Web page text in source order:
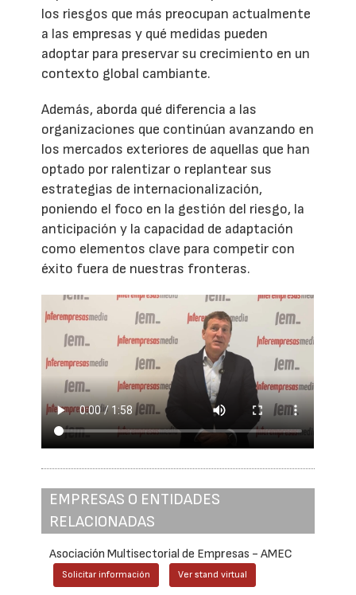
los riesgos que más preocupan actualmente
a las empresas y qué medidas pueden
adoptar para preservar su crecimiento en un
contexto global cambiante.
Además, aborda qué diferencia a las
organizaciones que continúan avanzando en
los mercados exteriores de aquellas que han
optado por ralentizar o replantear sus
estrategias de internacionalización,
poniendo el foco en la gestión del riesgo, la
anticipación y la capacidad de adaptación
como elementos clave para competir con
éxito fuera de nuestras fronteras.
EMPRESAS O ENTIDADES
RELACIONADAS
Asociación Multisectorial de Empresas - AMEC
Solicitar información Ver stand virtual